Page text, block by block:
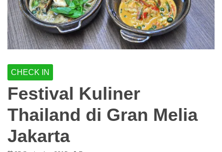
CHECK IN
Festival Kuliner
Thailand di Gran Melia
Jakarta